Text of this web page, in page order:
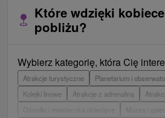
Które wdzięki
pobliżu?
Wybierz kategorię, która Cię
Atrakcje turystyczne Planetarium i
Kolejki linowe
Atrakcje z adrenaliną
Muzea i galerie